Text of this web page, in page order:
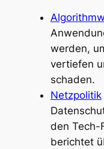
werden,
vertiefen
schaden.
Netzpolitik
den Tech-
berichtet